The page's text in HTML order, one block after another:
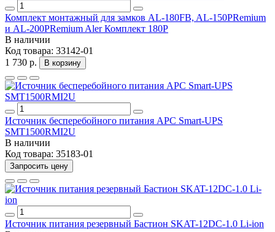
Комплект монтажный для замков AL-180FB, AL-150PRemium
и AL-200PRemium Aler Комплект 180P
В наличии
Код товара: 33142-01
1 730 р.
В корзину
Источник бесперебойного питания APC Smart-UPS
SMT1500RMI2U
В наличии
Код товара: 35183-01
Запросить цену
Источник питания резервный Бастион SKAT-12DC-1.0 Li-ion